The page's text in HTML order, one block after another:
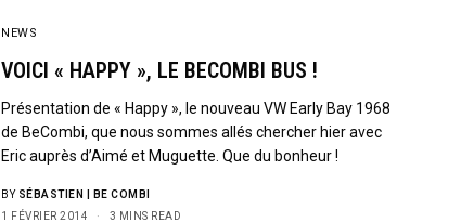
NEWS
VOICI « HAPPY », LE BECOMBI BUS !
Présentation de « Happy », le nouveau VW Early Bay 1968
de BeCombi, que nous sommes allés chercher hier avec
Eric auprès d’Aimé et Muguette. Que du bonheur !
BY SÉBASTIEN | BE COMBI
1 FÉVRIER 2014
3 MINS READ